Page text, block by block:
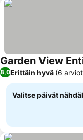
Garden View
8,0Erittäin hyvä (6
Valitse päivät